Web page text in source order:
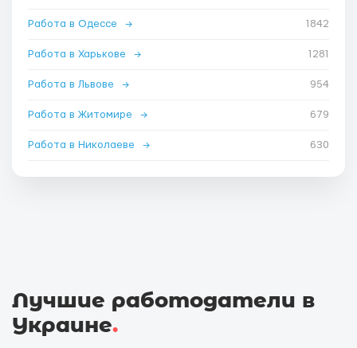
Работа в Одессе → 1842
Работа в Харькове → 1281
Работа в Львове → 954
Работа в Житомире → 679
Работа в Николаеве → 630
Лучшие работодатели в
Украине.